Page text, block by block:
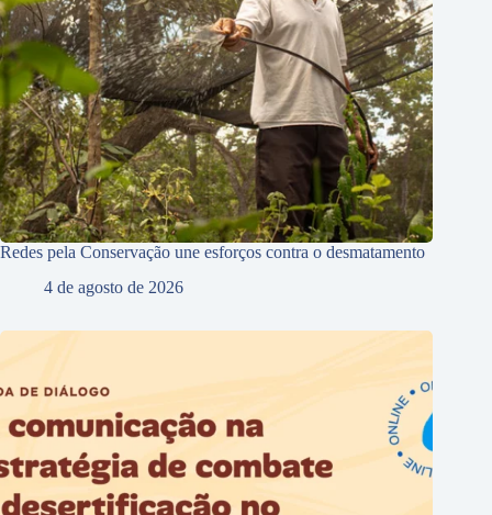
Redes pela Conservação une esforços contra o desmatamento
4 de agosto de 2026